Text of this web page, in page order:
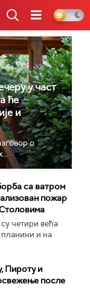
у част
ће
и
о
са ватром
пожар
четири већа
и на
Пироту и
после